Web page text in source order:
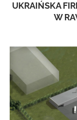
UKRAIŃSKA
W